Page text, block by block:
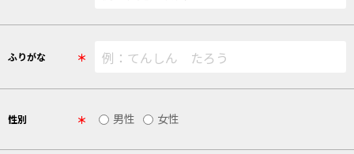
ふりがな ＊
性別 ＊ 男性 女性